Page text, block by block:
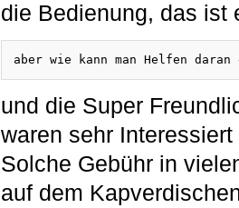
die Bedienung, das ist
und die Super
waren sehr
Solche Gebühr in
auf dem